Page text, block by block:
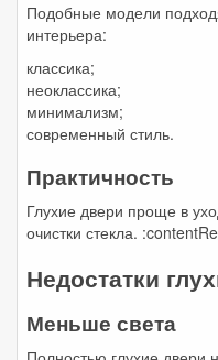
Подобные модели
интерьера:
классика;
неоклассика;
минимализм;
современный стиль.
Практичность
Глухие двери проще в
очистки стекла.
Недостатки
Меньше света